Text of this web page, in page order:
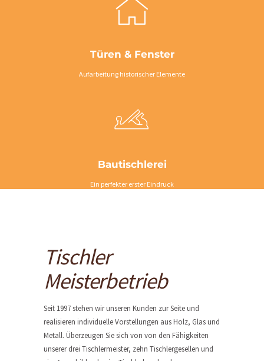
Türen & Fenster
Aufarbeitung historischer Elemente
Bautischlerei
Ein perfekter erster Eindruck
Tischler
Meisterbetrieb
Seit 1997 stehen wir unseren Kunden zur Seite und
realisieren individuelle Vorstellungen aus Holz, Glas und
Metall. Überzeugen Sie sich von von den Fähigkeiten
unserer drei Tischlermeister, zehn Tischlergesellen und